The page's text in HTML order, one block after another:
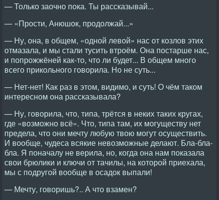
— Только заочно пока. Ты рассказывай...
— «Прости, Анюшок, продолжай...»
— Ну, она, в общем, «одной левой» нас от козлов этих
отмазала, и мы стали тусить втроём. Она постарше нас,
и попрожжёней как-то, что ли будет... В общем много
всего прикольного говорила. Но не суть...
— Нет-нет! Как раз в этом, видимо, и суть! О чём таком
интересном она рассказывала?
— Ну, говорила, что, типа, трётся в неких таких кругах,
где «возможно всё». Что, типа там, их могуществу нет
предела, что они мечту любую твою могут осуществить.
И вообще, чудеса всякие невозможные делают. Бла-бла-
бла. Я поначалу не верила, но, когда она нам показала
свои брюлики и ключи от тачилы, на которой приехала,
мы с подругой вообще в осадок выпали!
— Мечту, говоришь?.. А что взамен?